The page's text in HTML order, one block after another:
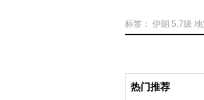
标签： 伊朗 5.7级
热门推荐